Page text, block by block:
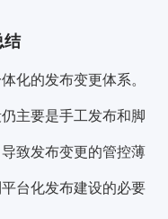
结
化的发布变更体系。
主要是手工发布和脚
致发布变更的管控薄
台化发布建设的必要